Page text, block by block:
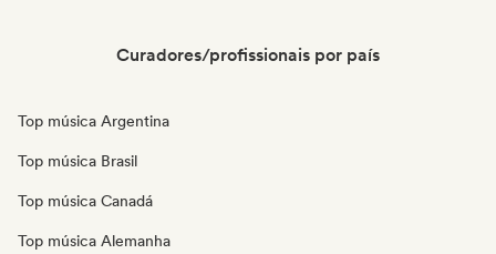
Curadores/profissionais por país
Top música Argentina
Top música Brasil
Top música Canadá
Top música Alemanha